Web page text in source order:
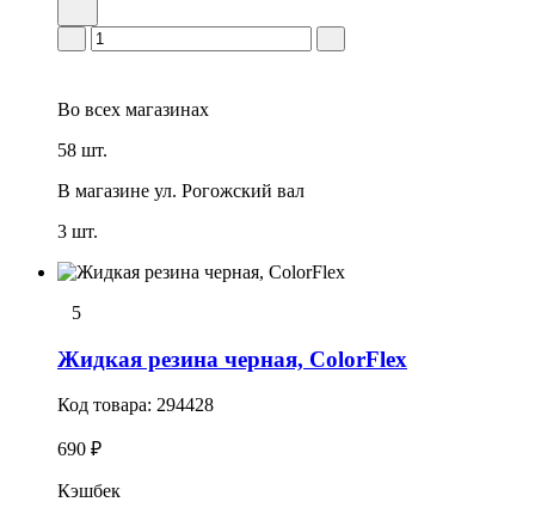
Во всех магазинах
58 шт.
В магазине ул. Рогожский вал
3 шт.
5
Жидкая резина черная, ColorFlex
Код товара: 294428
690 ₽
Кэшбек